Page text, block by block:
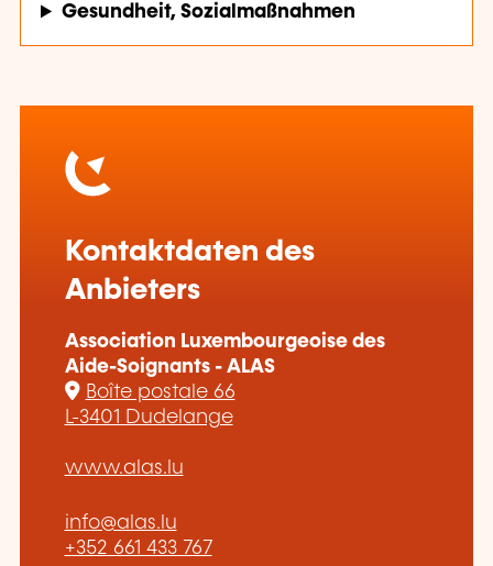
Gesundheit, Sozialmaßnahmen
Kontaktdaten des
Anbieters
Association Luxembourgeoise des
Aide-Soignants - ALAS
Boîte postale 66
L-3401 Dudelange
www.alas.lu
info@alas.lu
+352 661 433 767